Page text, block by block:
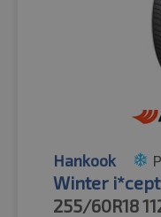
Hankook
Winter i*cept
255/60R18